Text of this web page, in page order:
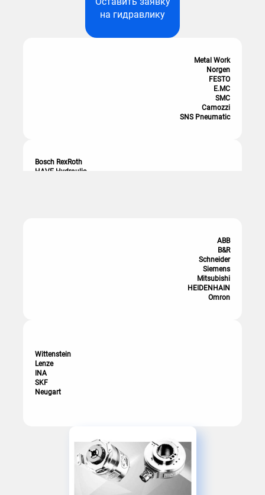
на гидравлику
Metal Work
Norgen
FESTO
E.MC
SMC
Camozzi
SNS Pneumatic
Bosch RexRoth
HAVE Hydraulic
Пневматика
ABB
B&R
Schneider
Siemens
Mitsubishi
HEIDENHAIN
Omron
Wittenstein
Lenze
INA
SKF
Neugart